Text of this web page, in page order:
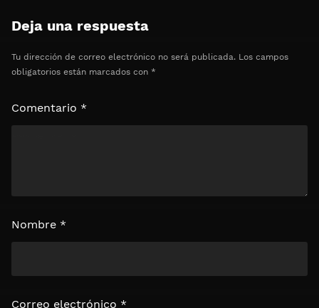
⏰ El acceso expira en 1 hora
Deja una respuesta
Tu dirección de correo electrónico no será publicada. Los campos
obligatorios están marcados con *
Comentario *
Nombre *
Correo electrónico *